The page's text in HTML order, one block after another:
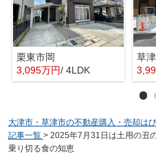
栗東市岡
3,095万円/ 4LDK
大津市・草津市の不動産購入・売却は
記事一覧 > 2025年7月31日は土用の丑
乗り切る食の知恵